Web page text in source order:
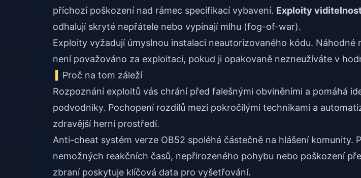
příchozí poškození nad rámec specifikací vybavení. Exploity
odhalují skryté nepřátele nebo vypínají mlhu (fog-of-war).
Exploity vyžadují úmyslnou instalaci neautorizovaného kódu. Náhodné
není považováno za exploitaci, pokud ji opakovaně nezneužíváte v
Proč na tom záleží
Rozpoznání exploitů vás chrání před falešnými obviněními a pomáhá
podvodníky. Pochopení rozdílů mezi pokročilými technikami a
zdravější herní prostředí.
Anti-cheat systém verze OB52 spoléhá částečně na hlášení komunity.
nemožných reakčních časů, nepřirozeného pohybu nebo poškození
zbraní poskytuje klíčová data pro vyšetřování.